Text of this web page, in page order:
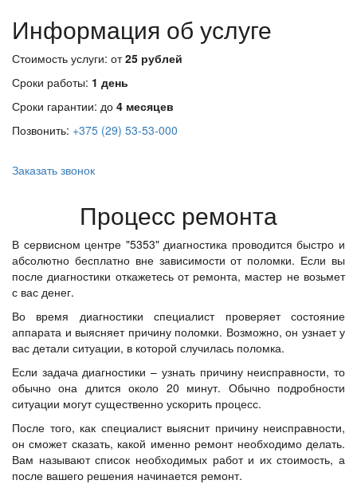
Информация об услуге
Стоимость услуги: от25 рублей
Сроки работы: 1 день
Сроки гарантии: до 4 месяцев
Позвонить: +375 (29) 53-53-000
Заказать звонок
Процесс ремонта
В сервисном центре "5353" диагностика проводится быстро и
абсолютно бесплатно вне зависимости от поломки. Если вы
после диагностики откажетесь от ремонта, мастер не возьмет
с вас денег.
Во время диагностики специалист проверяет состояние
аппарата и выясняет причину поломки. Возможно, он узнает у
вас детали ситуации, в которой случилась поломка.
Если задача диагностики – узнать причину неисправности, то
обычно она длится около 20 минут. Обычно подробности
ситуации могут существенно ускорить процесс.
После того, как специалист выяснит причину неисправности,
он сможет сказать, какой именно ремонт необходимо делать.
Вам называют список необходимых работ и их стоимость, а
после вашего решения начинается ремонт.